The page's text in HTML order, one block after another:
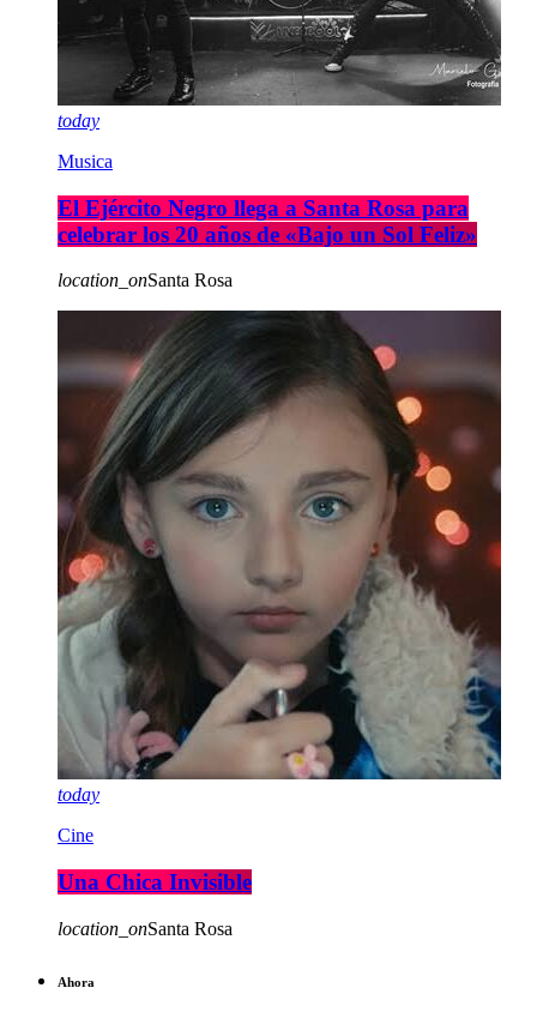
today
Musica
El Ejército Negro llega a Santa Rosa para
celebrar los 20 años de «Bajo un Sol Feliz»
location_onSanta Rosa
today
Cine
Una Chica Invisible
location_onSanta Rosa
Ahora